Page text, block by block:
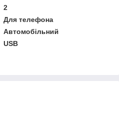
2
Для телефона
Автомобільний
USB